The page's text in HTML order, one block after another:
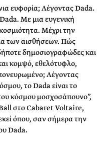
ευφορία; Λέγοντας Dada.
Με μια ευγενική
Μέχρι την
των αισθήσεων. Πώς
δημοσιογραφώδες και
κομψό, εθελότυφλο,
Λέγοντας
το Dada είναι το
κόσμου μοσχοσάπουνο”,
στο Cabaret Voltaire,
όπου, σαν σήμερα την
Dada.